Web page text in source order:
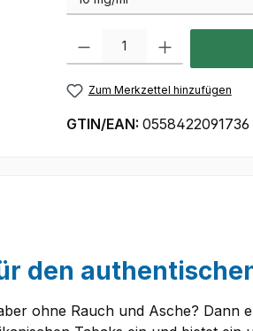
Produkt Anzahl: Gib den
Zum Merkzettel hinzufügen
GTIN/EAN: 0558422091736
den
ohne Rauch und Asche? Dann